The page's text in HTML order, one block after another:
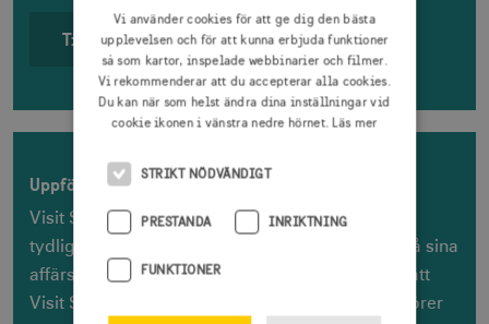
Till uppförandekoden
Uppförandekod för affärspartners & leverantörer
Visit Sweden har även en uppförandekod som
tydliggör vilka förväntningar Visit Sweden har på sina
affärspartners och leverantörer, samt på vilka sätt
Visit Sweden vill att affärspartners och leverantörer
Vi använder cookies för att ge dig den bästa
upplevelsen och för att kunna erbjuda funktioner
så som kartor, inspelade webbinarier och filmer.
Vi rekommenderar att du accepterar alla cookies.
Du kan när som helst ändra dina inställningar vid
cookie ikonen i vänstra nedre hörnet. Läs mer
STRIKT NÖDVÄNDIGT
PRESTANDA INRIKTNING
FUNKTIONER